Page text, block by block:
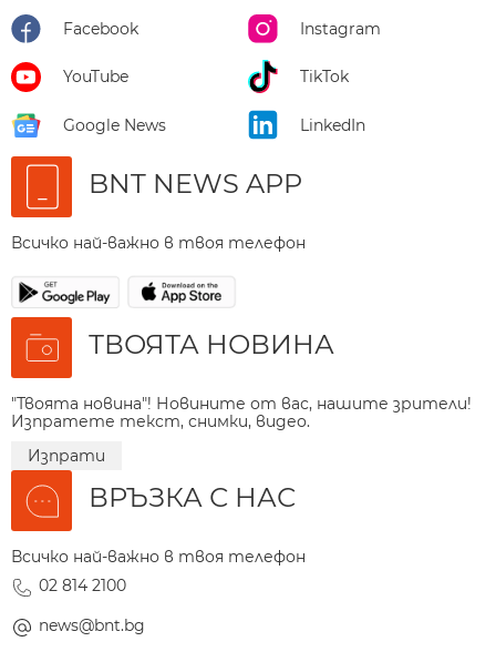
Facebook Instagram
YouTube TikTok
Google News LinkedIn
BNT NEWS APP
Всичко най-важно в твоя телефон
ТВОЯТА НОВИНА
"Твоята новина"! Новините от вас, нашите зрители!
Изпратете текст, снимки, видео.
Изпрати
ВРЪЗКА С НАС
Всичко най-важно в твоя телефон
02 814 2100
news@bnt.bg